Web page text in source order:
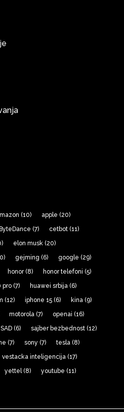
(10) apple (20)
ByteDance (7) cetbot(11)
elon musk(20)
gejming (6) google (29)
honor(8) honor telefoni (5)
pro(7) huawei srbija(6)
(12) iphone 15(6) kina(9)
motorola(7) openai (16)
SAD(6) sajber bezbednost(12)
(7) sony (7) tesla(8)
vestacka inteligencija(17)
yettel(8) youtube (11)